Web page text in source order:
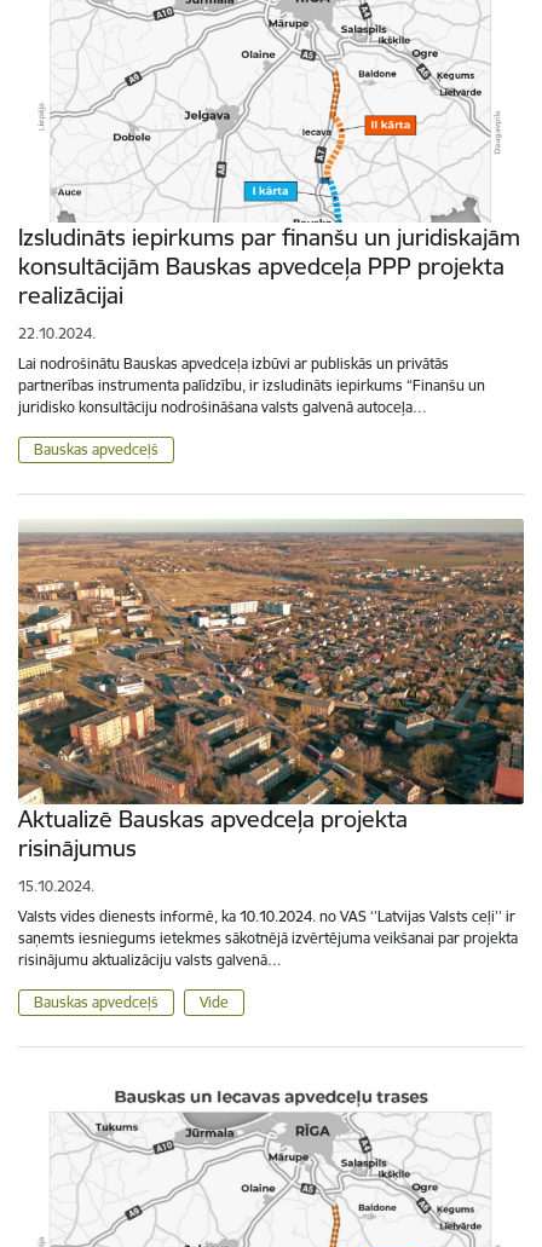
Izsludināts iepirkums par finanšu un juridiskajām
konsultācijām Bauskas apvedceļa PPP projekta
realizācijai
22.10.2024.
Lai nodrošinātu Bauskas apvedceļa izbūvi ar publiskās un privātās
partnerības instrumenta palīdzību, ir izsludināts iepirkums “Finanšu un
juridisko konsultāciju nodrošināšana valsts galvenā autoceļa…
Bauskas apvedceļš
Aktualizē Bauskas apvedceļa projekta
risinājumus
15.10.2024.
Valsts vides dienests informē, ka 10.10.2024. no VAS ‘’Latvijas Valsts ceļi’’ ir
saņemts iesniegums ietekmes sākotnējā izvērtējuma veikšanai par projekta
risinājumu aktualizāciju valsts galvenā…
Bauskas apvedceļš Vide